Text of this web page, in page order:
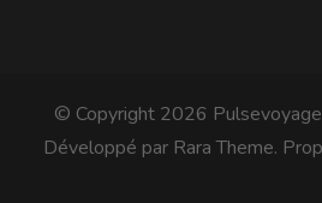
© Copyright 2026 Pulsevoyage
Développé par Rara Theme.